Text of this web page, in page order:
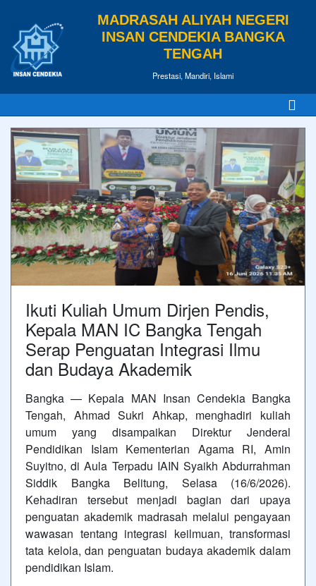
MADRASAH ALIYAH NEGERI
INSAN CENDEKIA BANGKA
TENGAH
Prestasi, Mandiri, Islami
Ikuti Kuliah Umum Dirjen Pendis,
Kepala MAN IC Bangka Tengah
Serap Penguatan Integrasi Ilmu
dan Budaya Akademik
Bangka — Kepala MAN Insan Cendekia Bangka
Tengah, Ahmad Sukri Ahkap, menghadiri kuliah
umum yang disampaikan Direktur Jenderal
Pendidikan Islam Kementerian Agama RI, Amin
Suyitno, di Aula Terpadu IAIN Syaikh Abdurrahman
Siddik Bangka Belitung, Selasa (16/6/2026).
Kehadiran tersebut menjadi bagian dari upaya
penguatan akademik madrasah melalui pengayaan
wawasan tentang integrasi keilmuan, transformasi
tata kelola, dan penguatan budaya akademik dalam
pendidikan Islam.